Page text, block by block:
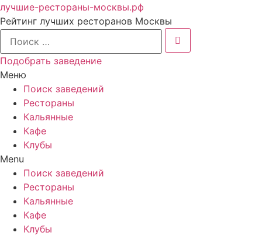
лучшие-рестораны-москвы.рф
Рейтинг лучших ресторанов Москвы
Подобрать заведение
Меню
Поиск заведений
Рестораны
Кальянные
Кафе
Клубы
Menu
Поиск заведений
Рестораны
Кальянные
Кафе
Клубы